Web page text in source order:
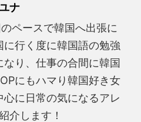
ナ
ペースで韓国へ出張に
行く度に韓国語の勉強
り、仕事の合間に韓国
にもハマり韓国好き女
に日常の気になるアレ
介します！